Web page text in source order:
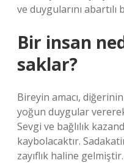
ve duygularını
Bir insan
saklar?
Bireyin amacı,
yoğun duygular
Sevgi ve bağlılık
kaybolacaktır.
zayıflık haline